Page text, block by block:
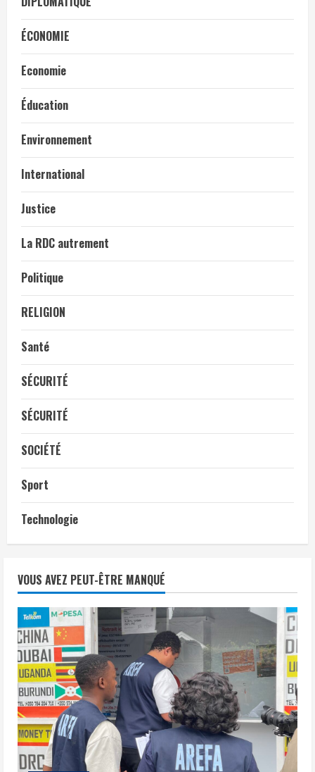
ÉCONOMIE
Economie
Éducation
Environnement
International
Justice
La RDC autrement
Politique
RELIGION
Santé
SÉCURITÉ
SÉCURITÉ
SOCIÉTÉ
Sport
Technologie
VOUS AVEZ PEUT-ÊTRE MANQUÉ